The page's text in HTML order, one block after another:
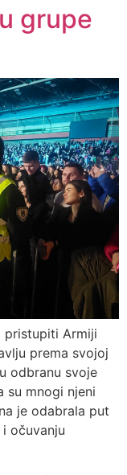
grupe
pristupiti Armiji
prema svojoj
odbranu svoje
su mnogi njeni
je odabrala put
očuvanju